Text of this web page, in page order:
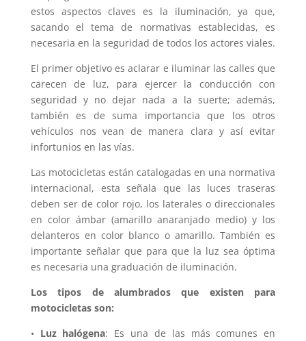
estos aspectos claves es la iluminación, ya que,
sacando el tema de normativas establecidas, es
necesaria en la seguridad de todos los actores viales.
El primer objetivo es aclarar e iluminar las calles que
carecen de luz, para ejercer la conducción con
seguridad y no dejar nada a la suerte; además,
también es de suma importancia que los otros
vehículos nos vean de manera clara y así evitar
infortunios en las vías.
Las motocicletas están catalogadas en una normativa
internacional, esta señala que las luces traseras
deben ser de color rojo, los laterales o direccionales
en color ámbar (amarillo anaranjado medio) y los
delanteros en color blanco o amarillo. También es
importante señalar que para que la luz sea óptima
es necesaria una graduación de iluminación.
Los tipos de alumbrados que existen para
motocicletas son:
• Luz halógena: Es una de las más comunes en